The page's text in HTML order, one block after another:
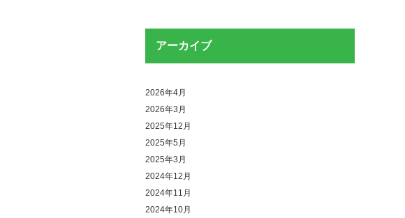
アーカイブ
2026年4月
2026年3月
2025年12月
2025年5月
2025年3月
2024年12月
2024年11月
2024年10月